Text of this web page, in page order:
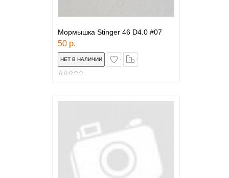
Мормышка Stinger 46 D4.0 #07
50 р.
в закладки